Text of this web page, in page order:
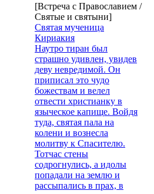
[Встреча с Православием /
Святые и святыни]
Святая мученица
Кириакия
Наутро тиран был
страшно удивлен, увидев
деву невредимой. Он
приписал это чудо
божествам и велел
отвести христианку в
языческое капище. Войдя
туда, святая пала на
колени и вознесла
молитву к Спасителю.
Тотчас стены
содрогнулись, а идолы
попадали на землю и
рассыпались в прах, в